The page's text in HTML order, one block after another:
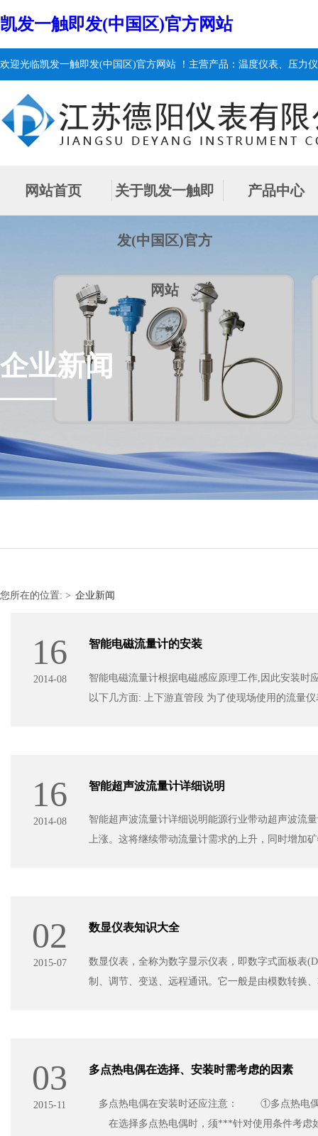
凯发一触即发(中国区)官方网站
欢迎光临凯发一触即发(中国区)官方网站 ！主营产品：温度仪表、压力
网站首页 关于凯发一触即
发(中国区)官方
网站
产品中心
企业新闻
您所在的位置: > 企业新闻
16
2014-08
智能电磁流量计的安装
智能电磁流量计根据电磁感应原理工作,因此安装时应
以下几方面: 上下游直管段 为了使现场使用的流量
16
2014-08
智能超声波流量计详细说明
智能超声波流量计详细说明能源行业带动超声波流
上涨。这将继续带动流量计需求的上升，同时增加矿
02
2015-07
数显仪表知识大全
数显仪表，全称为数字显示仪表，即数字式面板
制、调节、变送、远程通讯。它一般是由模数转换
03
2015-11
多点热电偶在选择、安装时需考虑的因素
多点热电偶在安装时还应注意： ①多点热电偶
 在选择多点热电偶时，须***针对使用